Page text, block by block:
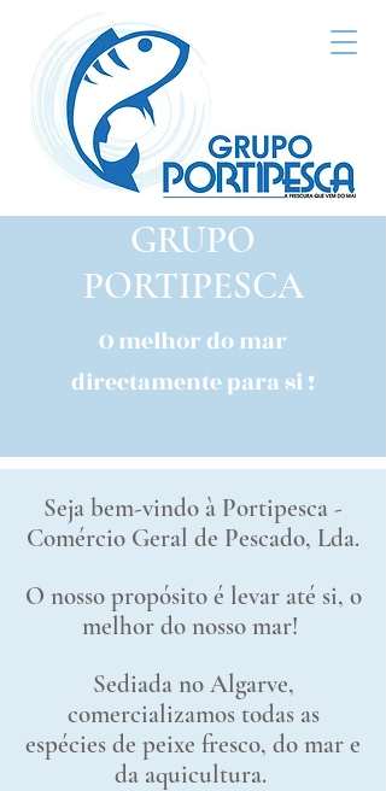
GRUPO
PORTIPESCA
O melhor do mar
directamente para si !
Seja bem-vindo à Portipesca -
Comércio Geral de Pescado, Lda.
O nosso propósito é levar até si, o
melhor do nosso mar!
Sediada no Algarve,
comercializamos todas as
espécies de peixe fresco, do mar e
da aquicultura.